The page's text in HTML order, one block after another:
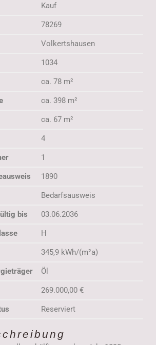
Kauf
78269
Volkertshausen
1034
ca. 78 m²
ca. 398 m²
ca. 67 m²
4
1
1890
Bedarfsausweis
bis 03.06.2036
H
345,9 kWh/(m²a)
Öl
269.000,00 €
Reserviert